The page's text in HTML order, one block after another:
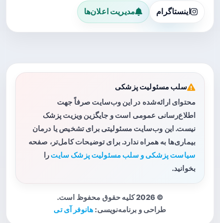
اینستاگرام مدیریت اعلان‌ها
سلب مسئولیت پزشکی
محتوای ارائه‌شده در این وب‌سایت صرفاً جهت
اطلاع‌رسانی عمومی است و جایگزین ویزیت پزشک
نیست. این وب‌سایت مسئولیتی برای تشخیص یا درمان
بیماری‌ها به همراه ندارد. برای توضیحات کامل‌تر، صفحه
سیاست پزشکی و سلب مسئولیت پزشک سایت را
بخوانید.
© 2026 کلیه حقوق محفوظ است.
طراحی و برنامه‌نویسی: هانوفر آی تی